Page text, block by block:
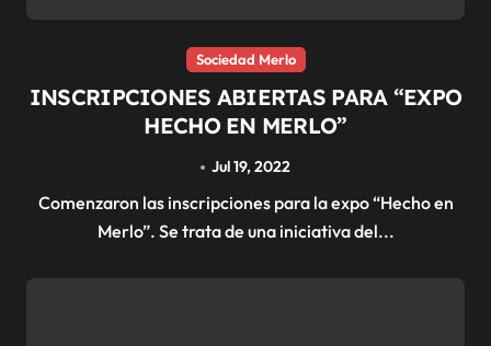
Sociedad Merlo
INSCRIPCIONES ABIERTAS PARA “EXPO
HECHO EN MERLO”
Jul 19, 2022
Comenzaron las inscripciones para la expo “Hecho en
Merlo”. Se trata de una iniciativa del...